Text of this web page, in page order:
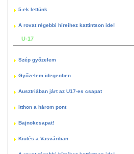
5-ek lettünk
A rovat régebbi híreihez kattintson ide!
U-17
Szép győzelem
Győzelem idegenben
Ausztriában járt az U17-es csapat
Itthon a három pont
Bajnokcsapat!
Kiütés a Vasváriban